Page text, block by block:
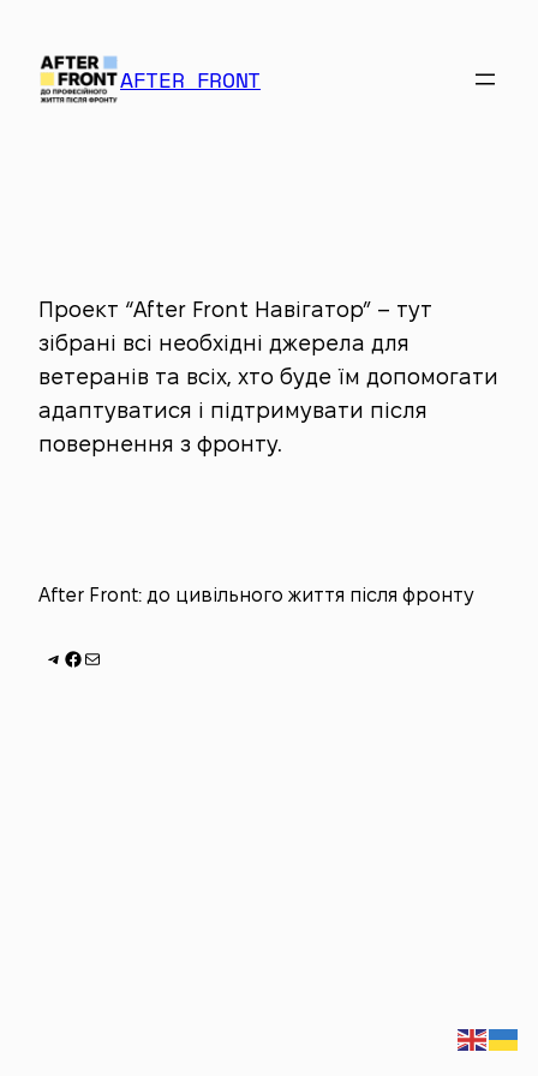
вмісту
AFTER FRONT
Проект “After Front Навігатор” – тут
зібрані всі необхідні джерела для
ветеранів та всіх, хто буде їм допомогати
адаптуватися і підтримувати після
повернення з фронту.
After Front: до цивільного життя після фронту
Telegram
Facebook
Пошта